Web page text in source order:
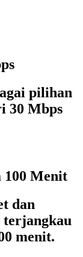
pilihan
30 Mbps
100 Menit
dan
terjangkau
menit.